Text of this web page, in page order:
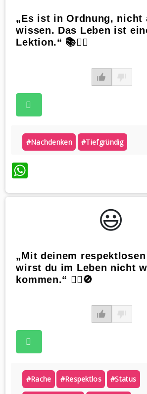
„Es ist in Ordnung, nicht
wissen. Das Leben ist
Lektion.“ 📚🤷‍♀️
#nachdenken #tiefgründig
WhatsApp
😃️
„Mit deinem
wirst du im Leben nicht
kommen.“ 🏃‍♀️🚫
#rache #respektlos #status